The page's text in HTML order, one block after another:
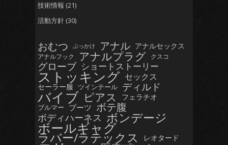
技術情報 (21)
活動方針 (30)
おむつ ぶっかけ アナル アナルセックス
アナルフック アナルプラグ クスコ
グローブ ショートストーリー
ストッキング セックス
セーラー服 ツインテール ディルド
バイブ ピアス フェラチオ
ブルマー ブーツ ボテ腹
ボディハーネス ボンデージ
ボールギャグ
ラバー/ラテックス レオタード